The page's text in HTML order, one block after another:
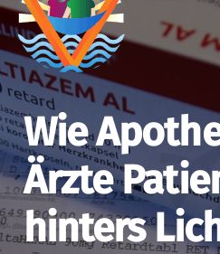
Wie
Ärzte
hinters